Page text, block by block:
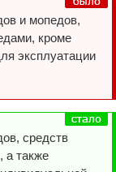
и мопедов,
кроме
эксплуатации
средств
а также